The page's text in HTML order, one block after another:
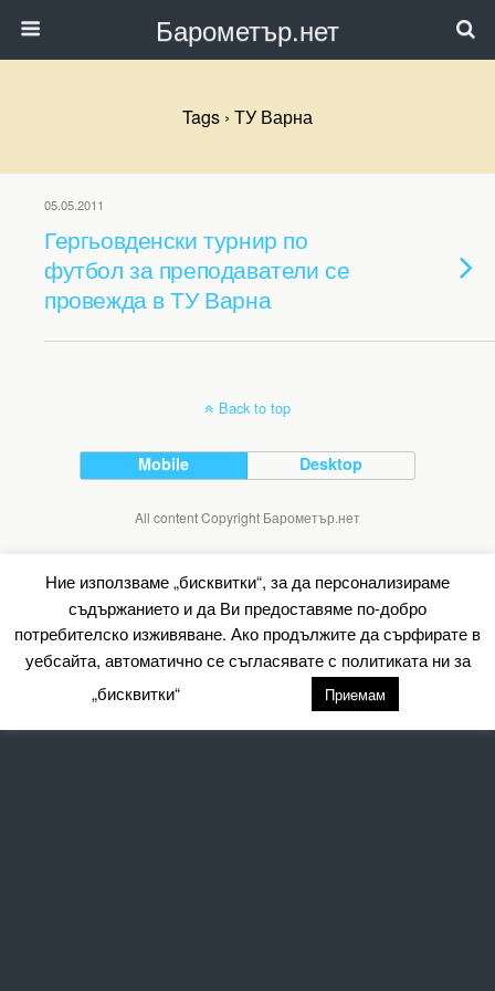
Барометър.нет
Tags › ТУ Варна
05.05.2011
Гергьовденски турнир по
футбол за преподаватели се
провежда в ТУ Варна
Back to top
Mobile Desktop
All content Copyright Барометър.нет
Ние използваме „бисквитки“, за да персонализираме
съдържанието и да Ви предоставяме по-добро
потребителско изживяване. Ако продължите да сърфирате в
уебсайта, автоматично се съгласявате с политиката ни за
„бисквитки“
Приемам